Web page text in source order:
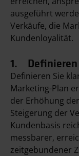
ausgeführt
Verkäufe, die
Kundenloyalität.
1. Definieren
Definieren Sie
Marketing-Plan
der Erhöhung
Steigerung der
Kundenbasis
messbarer,
zeitgebundener